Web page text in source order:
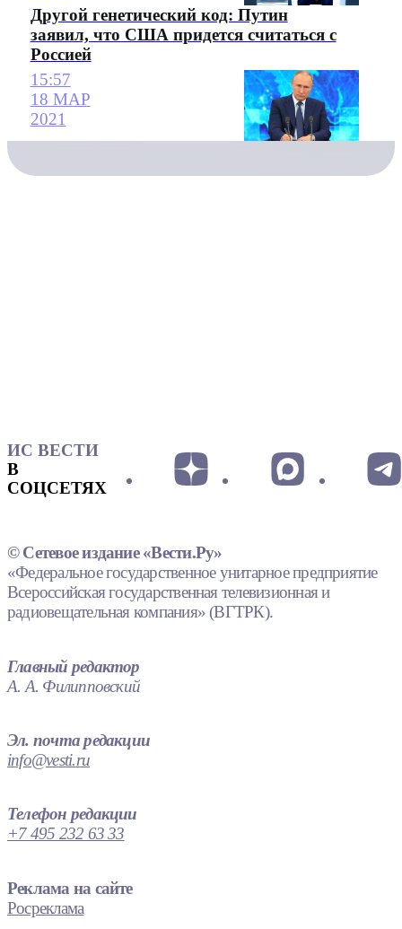
Другой генетический код: Путин
заявил, что США придется считаться с
Россией
15:57
18 МАР
2021
ИС ВЕСТИ
В
СОЦСЕТЯХ
© Сетевое издание «Вести.Ру»
«Федеральное государственное унитарное предприятие
Всероссийская государственная телевизионная и
радиовещательная компания» (ВГТРК).
Главный редактор
А. А. Филипповский
Эл. почта редакции
info@vesti.ru
Телефон редакции
+7 495 232 63 33
Реклама на сайте
Росреклама